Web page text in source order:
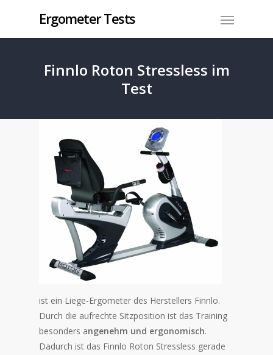
Ergometer Tests
Finnlo Roton Stressless im
Test
ist ein Liege-Ergometer des Herstellers Finnlo.
Durch die aufrechte Sitzposition ist das Training
besonders angenehm und ergonomisch.
Dadurch ist das Finnlo Roton Stressless gerade